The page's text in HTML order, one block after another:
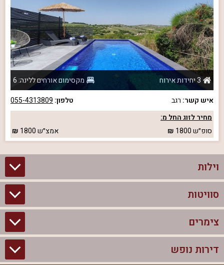
3 יחידות אירוח
מקסימום אורחים ללינה: 6
איש קשר: רגב טלפון: 055-4313809
מחיר לזוג החל מ:
סופ״ש1800 אמצ״ש1800
וילות
וילות בצפון
וילות להשכרה
סוויטות
סוויטות בצפון
צימרים לזוגות עם בריכה פרטית
צימרים
צימרים בצפון
דירות נופש